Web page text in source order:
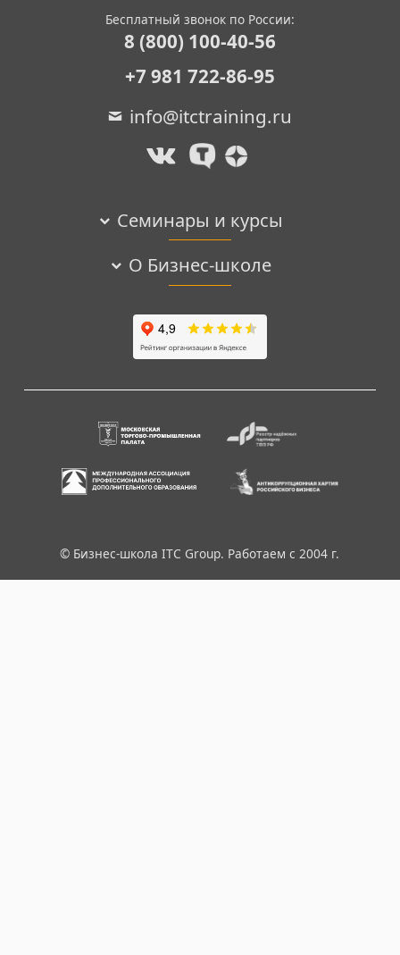
Бесплатный звонок по России:
8 (800) 100-40-56
+7 981 722-86-95
info@itctraining.ru
Семинары и курсы
О Бизнес-школе
© Бизнес-школа ITC Group. Работаем с 2004 г.